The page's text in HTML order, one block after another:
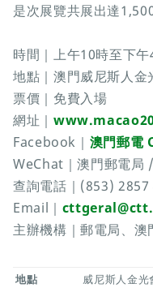
是次展覽共展出達
時間｜上午10時至下
地點｜澳門威尼斯人金
票價｜免費入場
網址｜
Facebook｜ 澳門郵電
WeChat｜澳門郵電局
查詢電話｜(853) 2857
Email｜
主辦機構｜郵電局、澳
地點
威尼斯人金光